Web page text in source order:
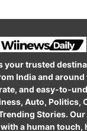
your trusted
India and around
and easy-to-
Auto, Politics,
Stories.
a human touch,